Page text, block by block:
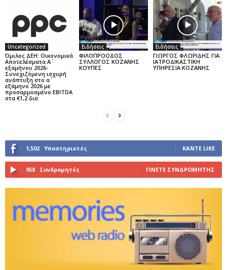
Uncategorized
Όμιλος ΔΕΗ: Οικονομικά
Αποτελέσματα Α΄
εξαμήνου 2026-
Συνεχιζόμενη ισχυρή
ανάπτυξη στο α΄
εξάμηνο 2026 με
προσαρμοσμένο EBITDA
στα €1,2 δισ.
Ειδήσεις
ΦΙΛΟΠΡΟΟΔΟΣ
ΣΥΛΛΟΓΟΣ ΚΟΖΑΝΗΣ
ΚΟΥΠΕΣ
Ειδήσεις
ΓΙΩΡΓΟΣ ΦΛΩΡΙΔΗΣ ΓΙΑ
ΙΑΤΡΟΔΙΚΑΣΤΙΚΗ
ΥΠΗΡΕΣΙΑ ΚΟΖΑΝΗΣ
1,502 Υποστηρικτές ΚΆΝΤΕ LIKE
958 Συνδρομητές ΓΊΝΕΤΕ ΣΥΝΔΡΟΜΗΤΉΣ